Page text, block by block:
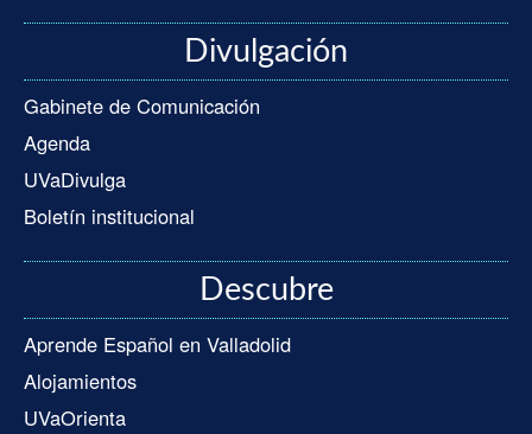
Divulgación
Gabinete de Comunicación
Agenda
UVaDivulga
Boletín institucional
Descubre
Aprende Español en Valladolid
Alojamientos
UVaOrienta